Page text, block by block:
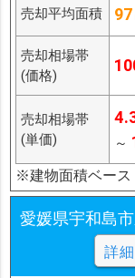
売却平均面積 97
売却相場帯
(価格)
売却相場帯
(単価)
～
※建物面積ベース
愛媛県宇和島
詳